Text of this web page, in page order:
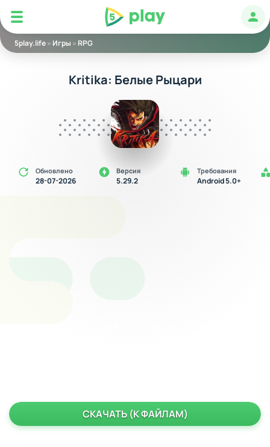
5play
5play.life» Игры » RPG
Kritika: Белые Рыцари
Обновлено
28-07-2026
Версия
5.29.2
Требования
Android 5.0+
СКАЧАТЬ (К ФАЙЛАМ)